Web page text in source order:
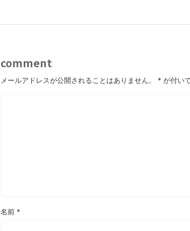
comment
メールアドレスが公開されることはありません。 * が付い
名前 *